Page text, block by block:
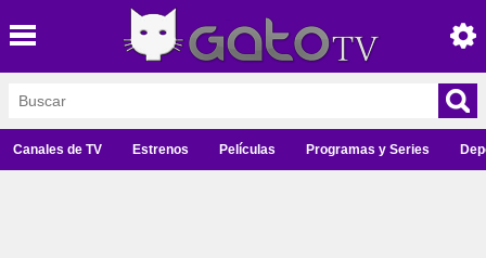
Canales de TV Estrenos Películas Programas y Series